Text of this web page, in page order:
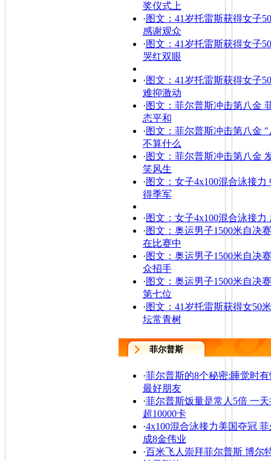
奖仪式上
·图文：41岁托雷斯获得女子
感谢观众
·图文：41岁托雷斯获得女子
哭红双眼
·图文：41岁托雷斯获得女子
难抑激动
·图文：菲尔普斯冲击第八金
态平和
·图文：菲尔普斯冲击第八金
不算什么
·图文：菲尔普斯冲击第八金
笑风生
·图文：女子4x100混合泳接力
得季军
·图文：女子4x100混合泳接力
·图文：奥运男子1500米自决
在比赛中
·图文：奥运男子1500米自决
众招手
·图文：奥运男子1500米自决
第七位
·图文：41岁托雷斯获得女50
坛常青树
菲尔普斯
·菲尔普斯的8个秘密:睡觉时
最好朋友
·菲尔普斯饭量是常人5倍 一
超10000卡
·4x100混合泳接力美国夺冠
成8金伟业
·百米飞人崇拜菲尔普斯 博尔